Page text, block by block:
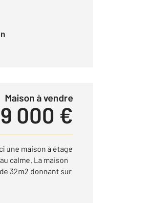
Maison à vendre
000 €
une maison à étage
calme. La maison
32m2 donnant sur